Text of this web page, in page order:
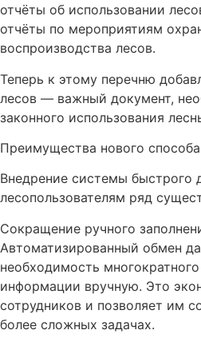
отчёты об использовании
отчёты по мероприятиям
воспроизводства лесов.
Теперь к этому перечню
лесов — важный документ,
законного использования
Преимущества нового
Внедрение системы быстрого
лесопользователям ряд
Сокращение ручного
Автоматизированный обмен
необходимость
информации вручную. Это
сотрудников и позволяет им
более сложных задачах.